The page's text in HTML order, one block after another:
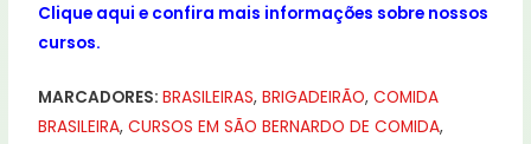
Clique aqui e confira mais informações sobre nossos
cursos.
MARCADORES:BRASILEIRAS,BRIGADEIRÃO,COMIDA
BRASILEIRA,CURSOS EM SÃO BERNARDO DE COMIDA,